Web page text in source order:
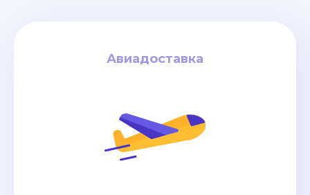
Авиадоставка
Авиадоставка
6-8
дней / от
4$